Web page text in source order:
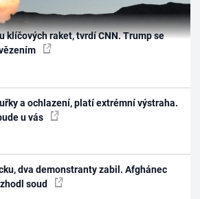
klíčových raket, tvrdí CNN. Trump se
a ochlazení, platí extrémní výstraha.
u vás
dva demonstranty zabil. Afghánec
soud